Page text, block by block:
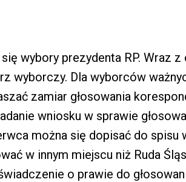
wybory prezydenta RP. Wraz
wyborczy. Dla wyborców
zamiar głosowania
wniosku w sprawie
można się dopisać do spisu
w innym miejscu niż Ruda
o prawie do